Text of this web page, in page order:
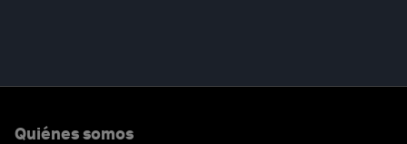
Quiénes somos